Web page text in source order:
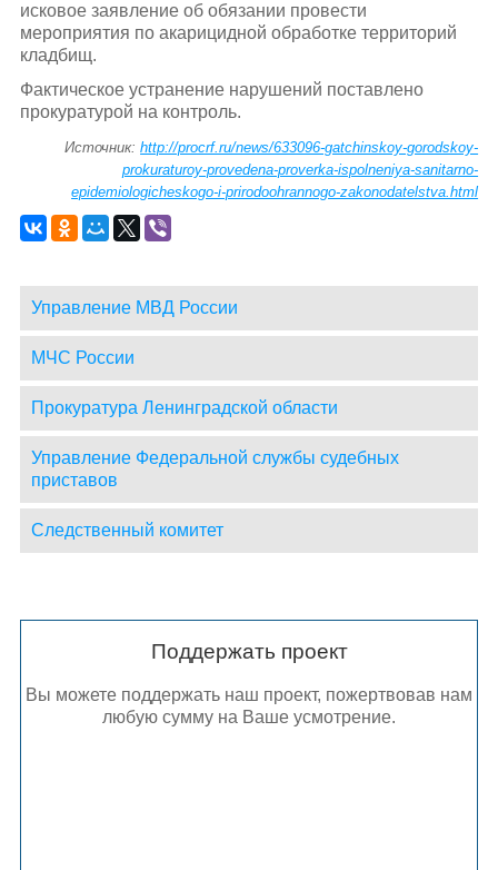
исковое заявление об обязании провести
мероприятия по акарицидной обработке территорий
кладбищ.
Фактическое устранение нарушений поставлено
прокуратурой на контроль.
Источник:http://procrf.ru/news/633096-gatchinskoy-gorodskoy-
prokuraturoy-provedena-proverka-ispolneniya-sanitarno-
epidemiologicheskogo-i-prirodoohrannogo-zakonodatelstva.html
Управление МВД России
МЧС России
Прокуратура Ленинградской области
Управление Федеральной службы судебных
приставов
Следственный комитет
Поддержать проект
Вы можете поддержать наш проект, пожертвовав нам
любую сумму на Ваше усмотрение.